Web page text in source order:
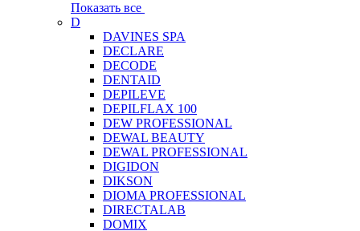
Показать все
D
DAVINES SPA
DECLARE
DECODE
DENTAID
DEPILEVE
DEPILFLAX 100
DEW PROFESSIONAL
DEWAL BEAUTY
DEWAL PROFESSIONAL
DIGIDON
DIKSON
DIOMA PROFESSIONAL
DIRECTALAB
DOMIX